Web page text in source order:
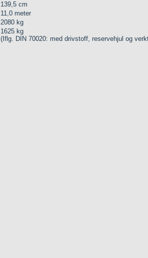
139,5 cm
11,0 meter
2080 kg
1625 kg
(Iflg. DIN 70020: med drivstoff, reservehjul og